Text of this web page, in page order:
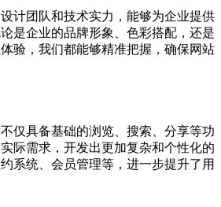
计团队和技术实力，能够为企业提供
是企业的品牌形象、色彩搭配，还是
验，我们都能够精准把握，确保网站
仅具备基础的浏览、搜索、分享等功
际需求，开发出更加复杂和个性化的
系统、会员管理等，进一步提升了用